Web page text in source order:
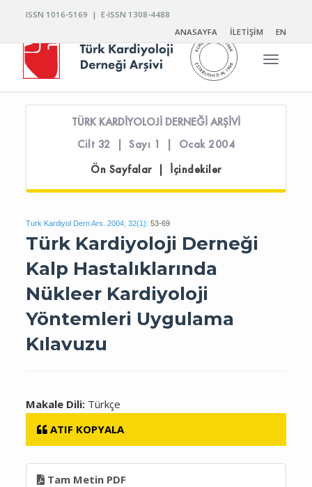
ISSN 1016-5169 | E-ISSN 1308-4488
ANASAYFA
İLETİŞİM EN
Toggle
TÜRK KARDİYOLOJİ DERNEĞİ ARŞİVİ
Cilt 32 | Sayı 1 | Ocak 2004
Ön Sayfalar | İçindekiler
Turk Kardiyol Dern Ars. 2004; 32(1): 53-69
Türk Kardiyoloji Derneği
Kalp Hastalıklarında
Nükleer Kardiyoloji
Yöntemleri Uygulama
Kılavuzu
Makale Dili: Türkçe
ATIF KOPYALA
Tam Metin PDF